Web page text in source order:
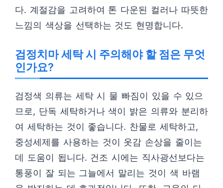
다. 계절감을 고려하여 톤 다운된 컬러나 따뜻한
느낌의 색상을 선택하는 것도 현명합니다.
검정치마 세탁 시 주의해야 할 점은 무엇
인가요?
검정색 의류는 세탁 시 물 빠짐이 있을 수 있으
므로, 단독 세탁하거나 색이 밝은 의류와 분리하
여 세탁하는 것이 좋습니다. 찬물로 세탁하고,
중성세제를 사용하는 것이 옷감 손상을 줄이는
데 도움이 됩니다. 건조 시에는 직사광선보다는
통풍이 잘 되는 그늘에서 말리는 것이 색 바램